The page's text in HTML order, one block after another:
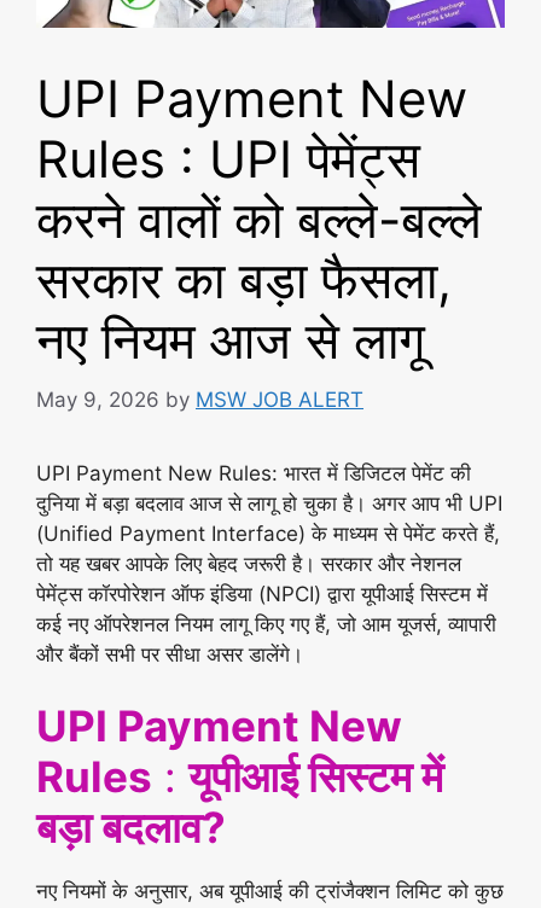
UPI Payment New
Rules : UPI पेमेंट्स
करने वालों को बल्ले-बल्ले
सरकार का बड़ा फैसला,
नए नियम आज से लागू
May 9, 2026 by MSW JOB ALERT
UPI Payment New Rules: भारत में डिजिटल पेमेंट की
दुनिया में बड़ा बदलाव आज से लागू हो चुका है। अगर आप भी UPI
(Unified Payment Interface) के माध्यम से पेमेंट करते हैं,
तो यह खबर आपके लिए बेहद जरूरी है। सरकार और नेशनल
पेमेंट्स कॉरपोरेशन ऑफ इंडिया (NPCI) द्वारा यूपीआई सिस्टम में
कई नए ऑपरेशनल नियम लागू किए गए हैं, जो आम यूजर्स, व्यापारी
और बैंकों सभी पर सीधा असर डालेंगे।
UPI Payment New
Rules :यूपीआई सिस्टम में
बड़ा बदलाव?
नए नियमों के अनुसार, अब यूपीआई की ट्रांजैक्शन लिमिट को कुछ